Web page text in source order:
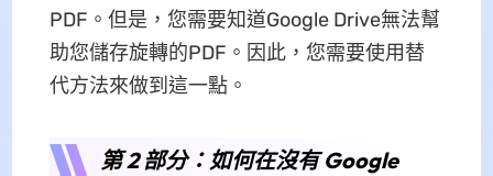
PDF。但是，您需要知道Google Drive無法幫
助您儲存旋轉的PDF。因此，您需要使用替
代方法來做到這一點。
第 2 部分：如何在沒有 Google